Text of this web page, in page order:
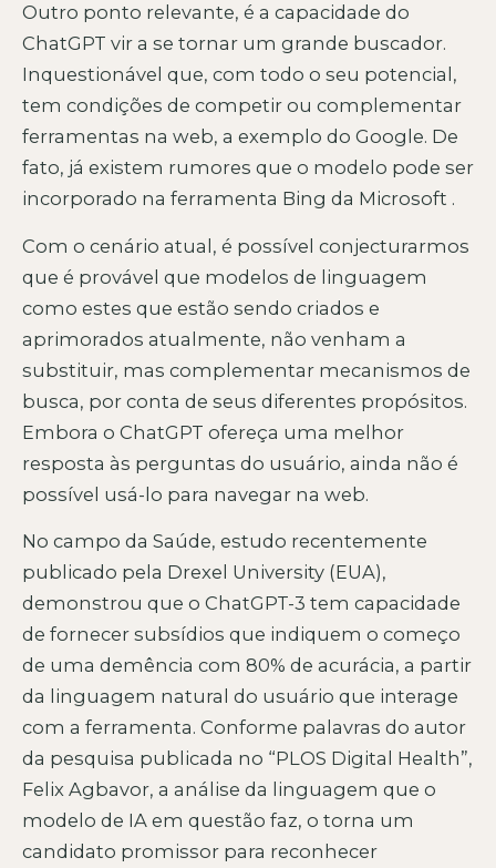
Outro ponto relevante, é a capacidade do
ChatGPT vir a se tornar um grande buscador.
Inquestionável que, com todo o seu potencial,
tem condições de competir ou complementar
ferramentas na web, a exemplo do Google. De
fato, já existem rumores que o modelo pode ser
incorporado na ferramenta Bing da Microsoft .
Com o cenário atual, é possível conjecturarmos
que é provável que modelos de linguagem
como estes que estão sendo criados e
aprimorados atualmente, não venham a
substituir, mas complementar mecanismos de
busca, por conta de seus diferentes propósitos.
Embora o ChatGPT ofereça uma melhor
resposta às perguntas do usuário, ainda não é
possível usá-lo para navegar na web.
No campo da Saúde, estudo recentemente
publicado pela Drexel University (EUA),
demonstrou que o ChatGPT-3 tem capacidade
de fornecer subsídios que indiquem o começo
de uma demência com 80% de acurácia, a partir
da linguagem natural do usuário que interage
com a ferramenta. Conforme palavras do autor
da pesquisa publicada no “PLOS Digital Health”,
Felix Agbavor, a análise da linguagem que o
modelo de IA em questão faz, o torna um
candidato promissor para reconhecer